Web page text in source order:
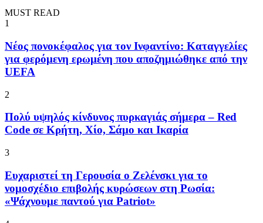
MUST READ
1
Νέος πονοκέφαλος για τον Ινφαντίνο: Καταγγελίες
για φερόμενη ερωμένη που αποζημιώθηκε από την
UEFA
2
Πολύ υψηλός κίνδυνος πυρκαγιάς σήμερα – Red
Code σε Κρήτη, Χίο, Σάμο και Ικαρία
3
Ευχαριστεί τη Γερουσία ο Ζελένσκι για το
νομοσχέδιο επιβολής κυρώσεων στη Ρωσία:
«Ψάχνουμε παντού για Patriot»